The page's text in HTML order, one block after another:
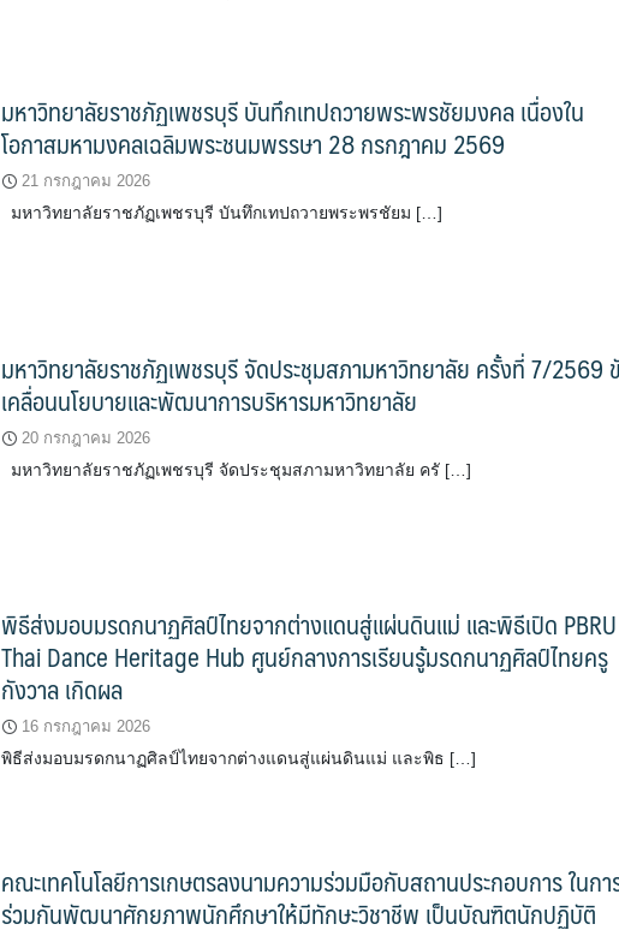
มหาวิทยาลัยราชภัฏเพชรบุรี บันทึกเทปถวายพระพรชัยมงคล เนื่องใน
โอกาสมหามงคลเฉลิมพระชนมพรรษา 28 กรกฎาคม 2569
21 กรกฎาคม 2026
มหาวิทยาลัยราชภัฏเพชรบุรี บันทึกเทปถวายพระพรชัยม […]
มหาวิทยาลัยราชภัฏเพชรบุรี จัดประชุมสภามหาวิทยาลัย ครั้งที่ 7/2569
เคลื่อนนโยบายและพัฒนาการบริหารมหาวิทยาลัย
20 กรกฎาคม 2026
มหาวิทยาลัยราชภัฏเพชรบุรี จัดประชุมสภามหาวิทยาลัย ครั […]
พิธีส่งมอบมรดกนาฏศิลป์ไทยจากต่างแดนสู่แผ่นดินแม่ และพิธีเปิด PBRU
Thai Dance Heritage Hub ศูนย์กลางการเรียนรู้มรดกนาฏศิลป์ไทยครู
กังวาล เกิดผล
16 กรกฎาคม 2026
พิธีส่งมอบมรดกนาฏศิลป์ไทยจากต่างแดนสู่แผ่นดินแม่ และพิธ […]
คณะเทคโนโลยีการเกษตรลงนามความร่วมมือกับสถานประกอบการ ในกา
ร่วมกันพัฒนาศักยภาพนักศึกษาให้มีทักษะวิชาชีพ เป็นบัณฑิตนักปฏิบัติ